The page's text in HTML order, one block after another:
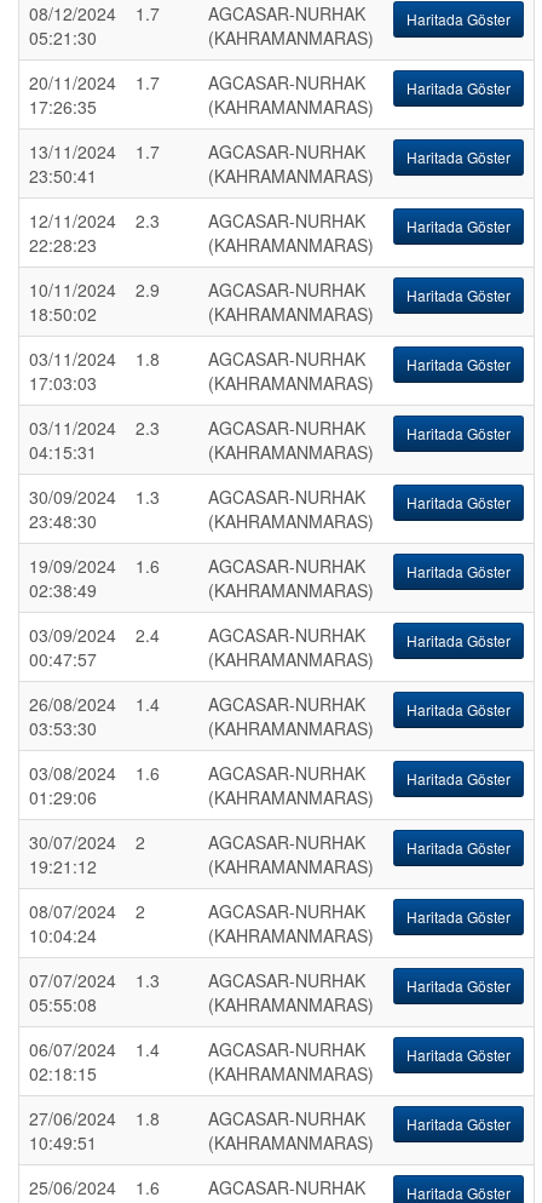
08/12/2024
05:21:30
1.7
AGCASAR-NURHAK
(KAHRAMANMARAS)
Haritada Göster
20/11/2024
17:26:35
1.7
AGCASAR-NURHAK
(KAHRAMANMARAS)
Haritada Göster
13/11/2024
23:50:41
1.7
AGCASAR-NURHAK
(KAHRAMANMARAS)
Haritada Göster
12/11/2024
22:28:23
2.3
AGCASAR-NURHAK
(KAHRAMANMARAS)
Haritada Göster
10/11/2024
18:50:02
2.9
AGCASAR-NURHAK
(KAHRAMANMARAS)
Haritada Göster
03/11/2024
17:03:03
1.8
AGCASAR-NURHAK
(KAHRAMANMARAS)
Haritada Göster
03/11/2024
04:15:31
2.3
AGCASAR-NURHAK
(KAHRAMANMARAS)
Haritada Göster
30/09/2024
23:48:30
1.3
AGCASAR-NURHAK
(KAHRAMANMARAS)
Haritada Göster
19/09/2024
02:38:49
1.6
AGCASAR-NURHAK
(KAHRAMANMARAS)
Haritada Göster
03/09/2024
00:47:57
2.4
AGCASAR-NURHAK
(KAHRAMANMARAS)
Haritada Göster
26/08/2024
03:53:30
1.4
AGCASAR-NURHAK
(KAHRAMANMARAS)
Haritada Göster
03/08/2024
01:29:06
1.6
AGCASAR-NURHAK
(KAHRAMANMARAS)
Haritada Göster
30/07/2024
19:21:12
2
AGCASAR-NURHAK
(KAHRAMANMARAS)
Haritada Göster
08/07/2024
10:04:24
2
AGCASAR-NURHAK
(KAHRAMANMARAS)
Haritada Göster
07/07/2024
05:55:08
1.3
AGCASAR-NURHAK
(KAHRAMANMARAS)
Haritada Göster
06/07/2024
02:18:15
1.4
AGCASAR-NURHAK
(KAHRAMANMARAS)
Haritada Göster
27/06/2024
10:49:51
1.8
AGCASAR-NURHAK
(KAHRAMANMARAS)
Haritada Göster
25/06/2024
1.6
AGCASAR-NURHAK
Haritada Göster